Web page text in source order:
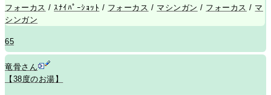
フォーカス / ｽﾅｲﾊﾟｰｼｮｯﾄ / フォーカス / マシンガン / フォーカス / マ
シンガン
65
竜骨さん
【38度のお湯】